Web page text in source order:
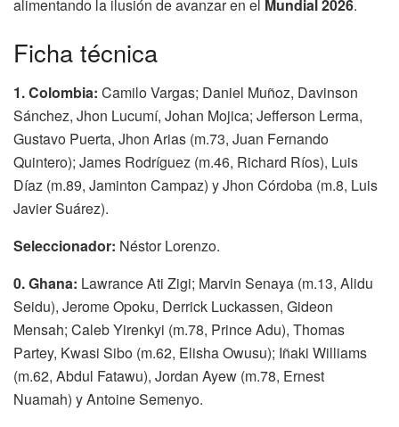
alimentando la ilusión de avanzar en el Mundial 2026.
Ficha técnica
1. Colombia: Camilo Vargas; Daniel Muñoz, Davinson
Sánchez, Jhon Lucumí, Johan Mojica; Jefferson Lerma,
Gustavo Puerta, Jhon Arias (m.73, Juan Fernando
Quintero); James Rodríguez (m.46, Richard Ríos), Luis
Díaz (m.89, Jaminton Campaz) y Jhon Córdoba (m.8, Luis
Javier Suárez).
Seleccionador: Néstor Lorenzo.
0. Ghana: Lawrance Ati Zigi; Marvin Senaya (m.13, Alidu
Seidu), Jerome Opoku, Derrick Luckassen, Gideon
Mensah; Caleb Yirenkyi (m.78, Prince Adu), Thomas
Partey, Kwasi Sibo (m.62, Elisha Owusu); Iñaki Williams
(m.62, Abdul Fatawu), Jordan Ayew (m.78, Ernest
Nuamah) y Antoine Semenyo.